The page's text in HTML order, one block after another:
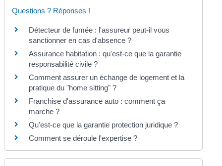
Questions ? Réponses !
Détecteur de fumée : l'assureur peut-il vous
sanctionner en cas d'absence ?
Assurance habitation : qu'est-ce que la garantie
responsabilité civile ?
Comment assurer un échange de logement et la
pratique du "home sitting" ?
Franchise d'assurance auto : comment ça
marche ?
Qu'est-ce que la garantie protection juridique ?
Comment se déroule l'expertise ?